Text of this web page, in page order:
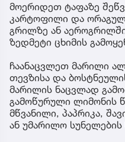
მოერიდეთ ტაფაზე
კარტოფილი და
გრილზე ან
ზედმეტი ცხიმის
ჩაანაცვლეთ მარილი
თევზისა და
მარილის ნაცვლად
გამოწურული ლიმონის
მწვანილი, პაპრიკა,
ან უმარილო სუნელების